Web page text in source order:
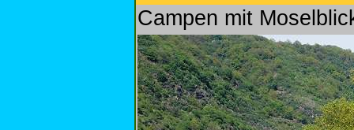
Campen mit